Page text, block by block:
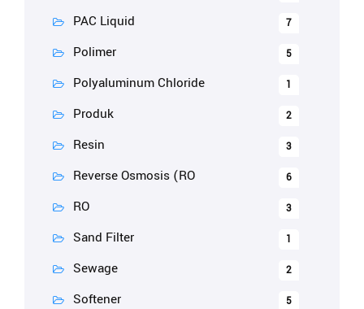
PAC Liquid 7
Polimer 5
Polyaluminum Chloride 1
Produk 2
Resin 3
Reverse Osmosis (RO 6
RO 3
Sand Filter 1
Sewage 2
Softener 5